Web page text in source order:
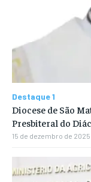
Destaque 1
Diocese de São
Presbiteral do
15 de dezembro de 2025